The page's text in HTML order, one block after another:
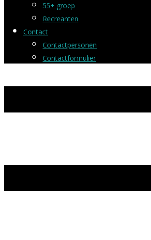
55+ groep
Recreanten
Contact
Contactpersonen
Contactformulier